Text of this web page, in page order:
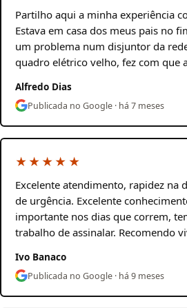
Partilho aqui a minha experiência
Estava em casa dos meus pais no
um problema num disjuntor da
quadro elétrico velho, fez com que
Alfredo Dias
Publicada no Google · há 7 meses
★★★★★
Excelente atendimento, rapidez na
de urgência. Excelente
importante nos dias que correm,
trabalho de assinalar. Recomendo
Ivo Banaco
Publicada no Google · há 9 meses